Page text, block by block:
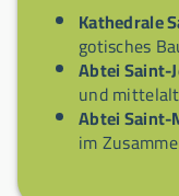
Kathedrale
gotisches
Abtei Saint-
und
Abtei Saint-
im